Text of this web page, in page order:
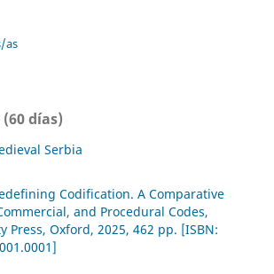
as
días)
Serbia
Codification. A Comparative
and Procedural Codes,
Press, Oxford, 2025, 462 pp. [ISBN: